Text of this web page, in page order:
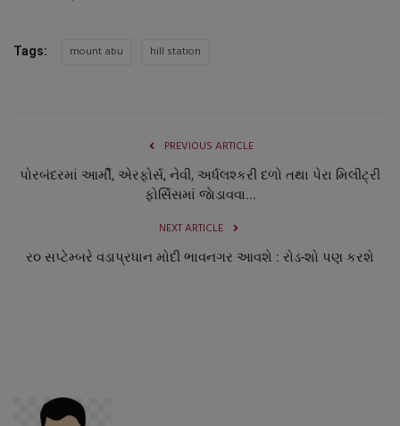
Tags: mount abu hill station
PREVIOUS ARTICLE
પોરબંદરમાં આર્મી, એરફોર્સ, નેવી, અર્ધલશ્કરી દળો તથા પેરા મિલીટ્રી
ફોર્સિસમાં જાેડાવવા...
NEXT ARTICLE
ર૦ સપ્ટેમ્બરે વડાપ્રધાન મોદી ભાવનગર આવશે : રોડ-શો પણ કરશે